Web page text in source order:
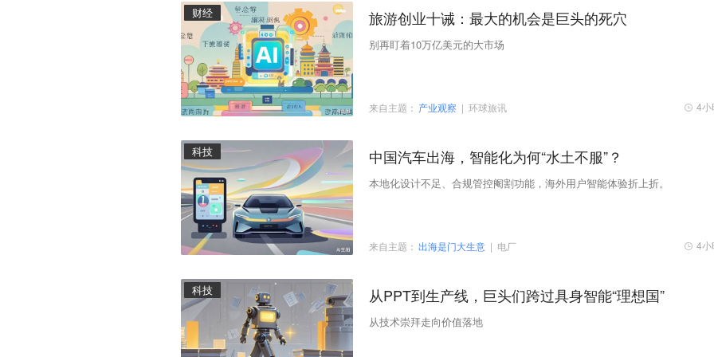
财经 旅游创业十诫：最大的机会是巨头的死穴
别再盯着10万亿美元的大市场
来自主题： 产业观察 | 环球旅讯 4小
科技 中国汽车出海，智能化为何“水土不服”？
本地化设计不足、合规管控阉割功能，海外用户智能体验折上折。
来自主题： 出海是门大生意 | 电厂 4小
科技 从PPT到生产线，巨头们跨过具身智能“理想国”
从技术崇拜走向价值落地